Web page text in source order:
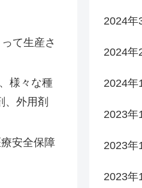
て生産さ
様々な種
、外用剤
安全保障
2024年
2024年
2024年
2023年
2023年
2023年